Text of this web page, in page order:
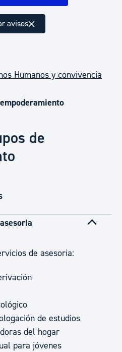
avisos
Humanos y convivencia
de
de asesoria:
de estudios
del hogar
para jóvenes